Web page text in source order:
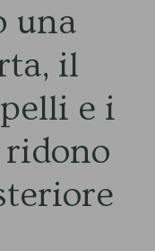
una
il
e i